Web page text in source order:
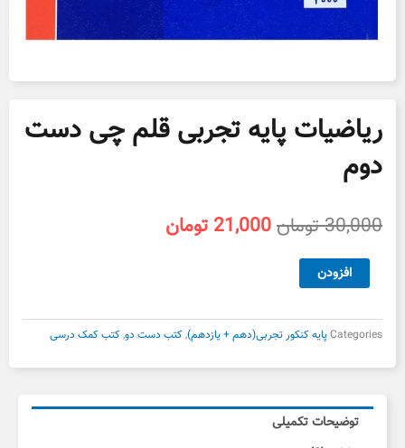
ریاضیات پایه تجربی قلم چی دست
دوم
30,000تومانقیمت
21,000 تومان
ریاضیات
پایه
قلم
دست
عدد
افزودن
Categoriesپایه کنکور تجربی(دهم + یازدهم),کتب دست دو,کتب کمک درسی
توضیحات تکمیلی